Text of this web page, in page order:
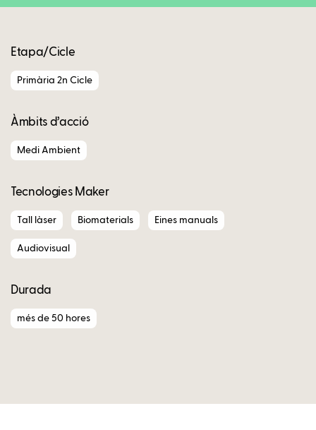
Etapa/Cicle
Primària 2n Cicle
Àmbits d’acció
Medi Ambient
Tecnologies Maker
Tall làser Biomaterials Eines manuals
Audiovisual
Durada
més de 50 hores